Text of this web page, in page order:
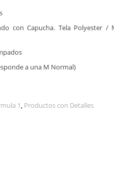
con Capucha. Tela Polyester /
a una M Normal)
1, Productos con Detalles